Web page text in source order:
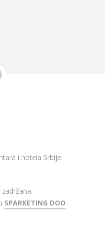
i hotela Srbije.
SPARKETING DOO